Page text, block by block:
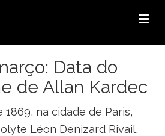
Data do
de Allan Kardec
1869, na cidade de Paris,
Léon Denizard Rivail,